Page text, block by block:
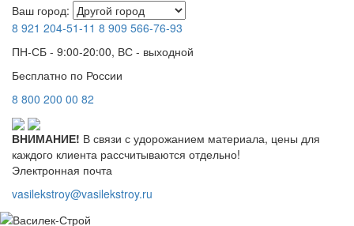
Ваш город:
8 921 204-51-11 8 909 566-76-93
ПН-СБ - 9:00-20:00, ВС - выходной
Бесплатно по России
8 800 200 00 82
ВНИМАНИЕ! В связи с удорожанием материала, цены для
каждого клиента рассчитываются отдельно!
Электронная почта
vasilekstroy@vasilekstroy.ru